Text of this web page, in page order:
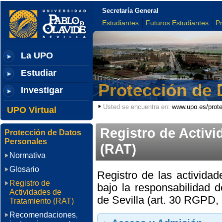
La UPO
Estudiar
Investigar
UPO Virtual
Secretaría General
Estudiantes Futuros Estudiantes
Protección de
Usted se encuentra en: www.upo.es/
Registro de
(RAT)
Registro de las
bajo la responsabilidad
de Sevilla (art. 30
Protección de Datos
Personales
Normativa
Glosario
Registro de
Actividades de
Tratamiento (RAT)
Recomendaciones,